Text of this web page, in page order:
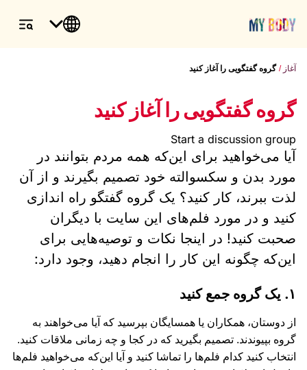
آغاز گروه گفتگویی را آغاز کنید
گروه گفتگویی را آغاز کنید
Start a discussion group
آیا می‌‌خواهید برای این‌‌که همه مردم بتوانند در
مورد بدن و سکسوالته خود تصمیم بگیرند و از آن
لذت ببرند، کار کنید؟ یک گروه گفتگو راه اندازی
کنید و در مورد فلم‌‌های این سایت با دیگران
صحبت کنید! در اینجا نکات و توصیه‌‌هایی برای
این‌‌که چگونه این کار را انجام دهید، وجود دارد:
۱. یک گروه جمع کنید
از دوستان، همکاران یا همسایگان بپرسید که آیا می‌‌خواهند به
گروه بپیوندند. تصمیم بگیرید که در کجا و چه زمانی ملاقات کنید.
انتخاب کنید کدام فلم‌‌ها را تماشا کنید و آیا این‌‌که می‌‌خواهید فلم‌‌ها